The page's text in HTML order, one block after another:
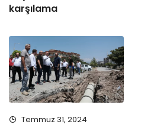
karşılama
Temmuz 31, 2024